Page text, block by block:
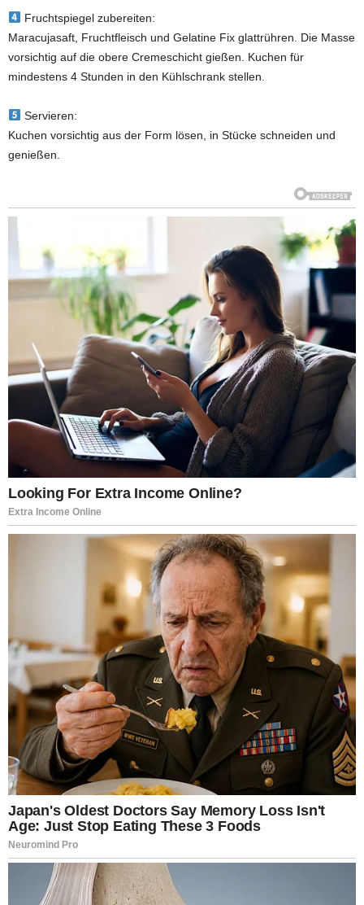
Fruchtspiegel zubereiten:
Maracujasaft, Fruchtfleisch und Gelatine Fix glattrühren. Die Masse
vorsichtig auf die obere Cremeschicht gießen. Kuchen für
mindestens 4 Stunden in den Kühlschrank stellen.
Servieren:
Kuchen vorsichtig aus der Form lösen, in Stücke schneiden und
genießen.